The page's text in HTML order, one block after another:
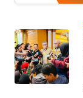
SERBI
OPINI
Informasi